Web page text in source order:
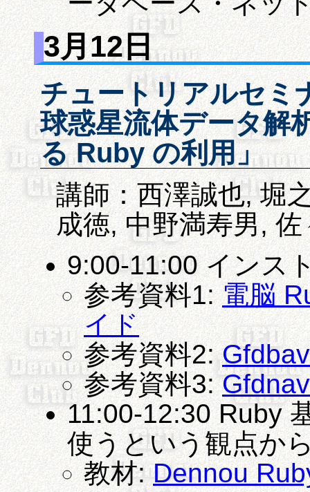
3月12日
チュートリアルセミ
球惑星流体データ解
る Ruby の利用」
講師：西澤誠也, 堀
成徳, 中野満寿男,
9:00-11:00 インス
参考資料1:電脳
イド
参考資料2:
参考資料3:
11:00-12:30 Ruby
使うという観点か
教材:Dennou